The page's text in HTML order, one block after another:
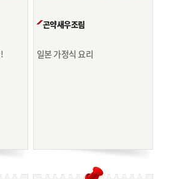
곤약새우조림
일본 가정식 요리